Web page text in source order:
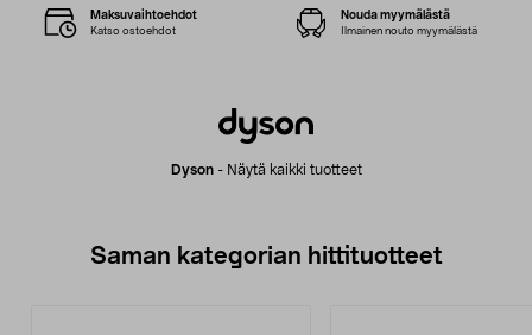
Dyson- Näytä kaikki tuotteet
Maksuvaihtoehdot
Katso ostoehdot
Nouda myymälästä
Ilmainen nouto myymälästä
Saman kategorian hittituotteet